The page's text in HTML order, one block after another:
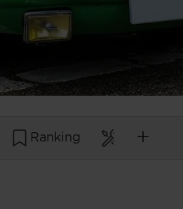
Ranking